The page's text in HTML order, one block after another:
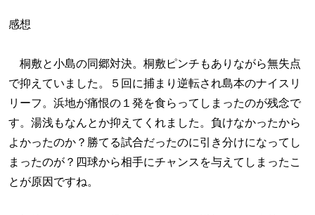
感想
桐敷と小島の同郷対決。桐敷ピンチもありながら無失点
で抑えていました。５回に捕まり逆転され島本のナイスリ
リーフ。浜地が痛恨の１発を食らってしまったのが残念で
す。湯浅もなんとか抑えてくれました。負けなかったから
よかったのか？勝てる試合だったのに引き分けになってし
まったのが？四球から相手にチャンスを与えてしまったこ
とが原因ですね。